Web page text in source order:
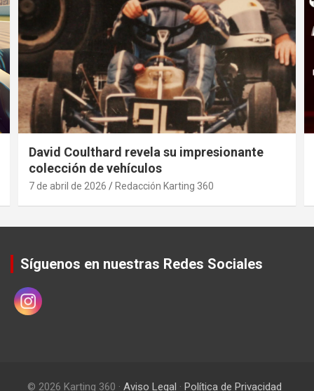
David Coulthard revela su impresionante
colección de vehículos
7 de abril de 2026 Redacción Karting 360
Síguenos en nuestras Redes Sociales
© 2026 Karting 360 · Aviso Legal · Política de Privacidad